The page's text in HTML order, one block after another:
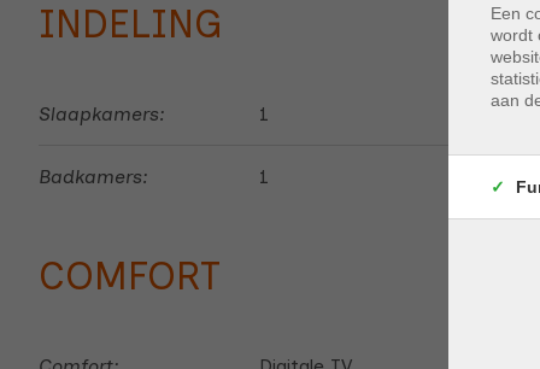
INDELING
Slaapkamers: 1
Badkamers: 1
COMFORT
Een
wordt
aan